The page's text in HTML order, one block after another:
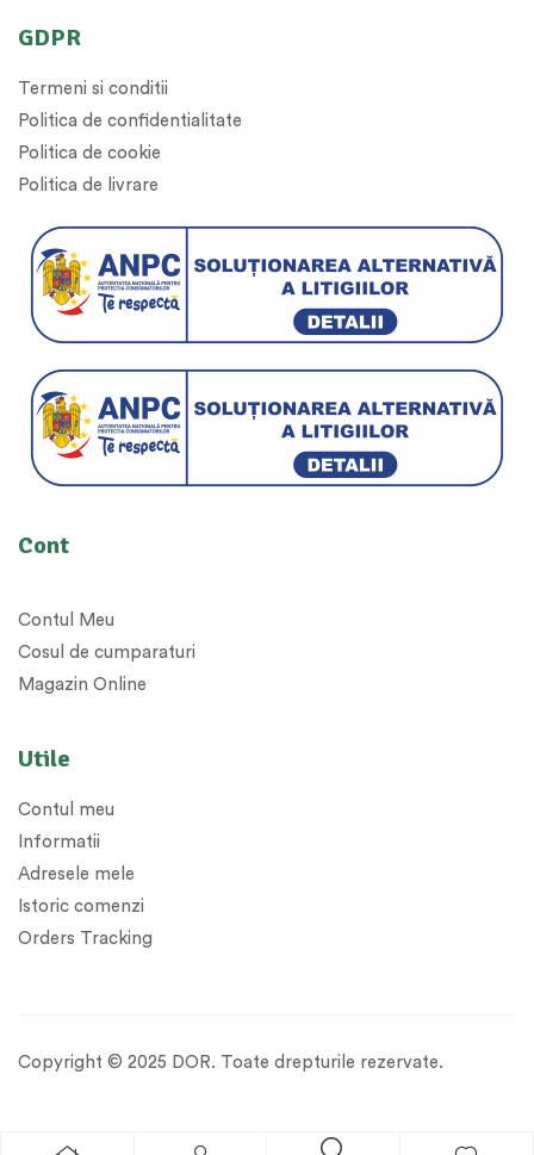
GDPR
Termeni si conditii
Politica de confidentialitate
Politica de cookie
Politica de livrare
Cont
Contul Meu
Cosul de cumparaturi
Magazin Online
Utile
Contul meu
Informatii
Adresele mele
Istoric comenzi
Orders Tracking
Copyright © 2025 DOR. Toate drepturile rezervate.